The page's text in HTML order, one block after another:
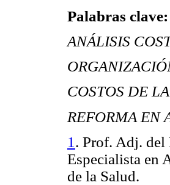
Palabras clave:
ANÁLISIS
COSTOS DE
REFORMA EN
1 . Prof. Adj. del
Especialista en
de la Salud.